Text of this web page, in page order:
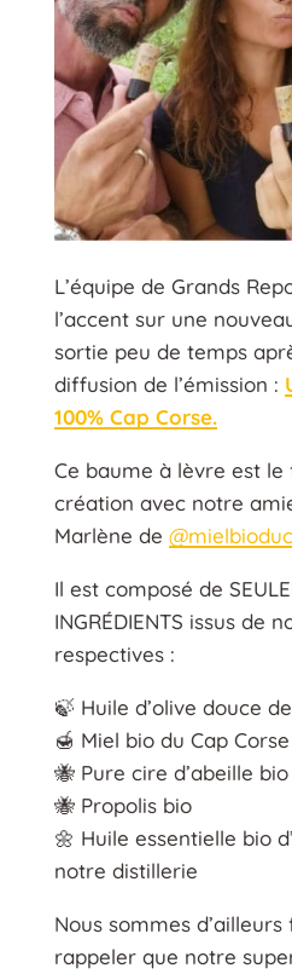
L’équipe de Grands
l’accent sur une
sortie peu de temps
diffusion de l’émission :
100% Cap Corse.
Ce baume à lèvre est le
création avec notre
Marlène de
Il est composé de
INGRÉDIENTS issus de
respectives :
🍃 Huile d’olive douce
🍯 Miel bio du Cap
🐝 Pure cire d’abeille bio
🐝 Propolis bio
🌼 Huile essentielle bio
notre distillerie
Nous sommes
rappeler que notre